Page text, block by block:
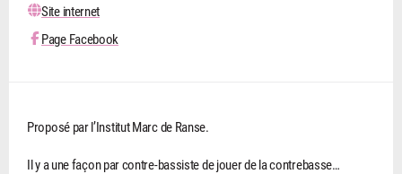
Site internet
Page Facebook
Proposé par l’Institut Marc de Ranse.
Il y a une façon par contre-bassiste de jouer de la contrebasse…